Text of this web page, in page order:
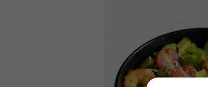
Gunkany z tunczykiem spicy
Sałatka z krewetkami i